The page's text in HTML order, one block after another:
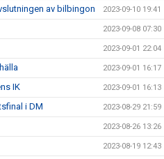
av bilbingon 2023-09-10 19:41
2023-09-08 07:30
2023-09-01 22:04
2023-09-01 16:17
IK 2023-09-01 16:13
i DM 2023-08-29 21:59
2023-08-26 13:26
2023-08-19 12:43